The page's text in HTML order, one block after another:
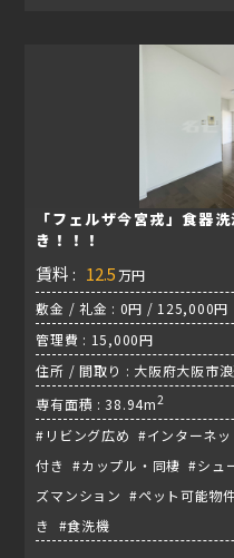
「フェルザ今宮戎」食器
き！！！
賃料 : 12.5 万円
敷金 / 礼金 : 0円 / 125,000円
管理費 : 15,000円
住所 / 間取り : 大阪府大阪市
専有面積 : 38.94m2
#リビング広め #インターネ
付き #カップル・同棲 #シュ
ズマンション #ペット可能物
き #食洗機